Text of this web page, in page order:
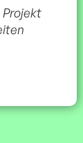
Projekt